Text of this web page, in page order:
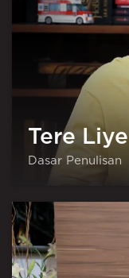
Tere Liye
Dasar Penulisan